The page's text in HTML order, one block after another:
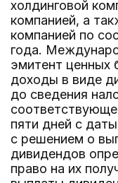
холдинговой
компанией, а
компанией по
года.
эмитент ценных
доходы в виде
до сведения
пяти дней с
с решением о
дивидендов
право на их